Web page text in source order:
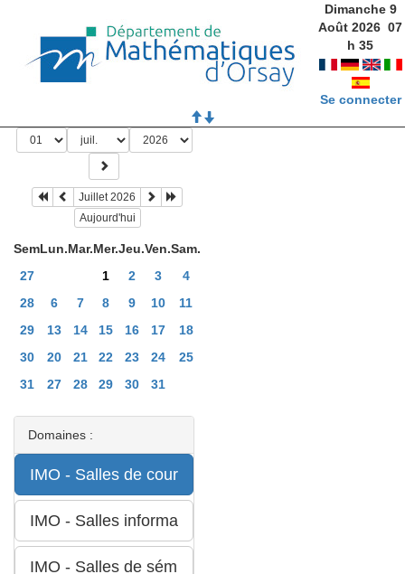
Dimanche 9
Août 2026 07
h35
Se connecter
Juillet 2026
Aujourd'hui
SemLun.Mar.Mer.Jeu.Ven.Sam.
27
1 2 3
4
28
6 7 8 9 10
11
29
13 14 15 16 17
18
30
20 21 22 23 24
25
31
27 28 29 30 31
Domaines :